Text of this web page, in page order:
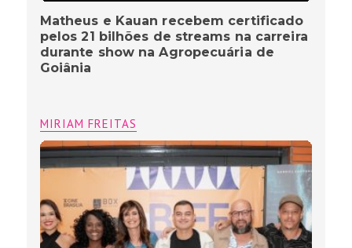
Matheus e Kauan recebem certificado
pelos 21 bilhões de streams na carreira
durante show na Agropecuária de
Goiânia
MIRIAM FREITAS